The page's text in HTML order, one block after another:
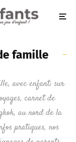
famille
avec enfant: sur
carnet de
au nord de la
pratiques, nos